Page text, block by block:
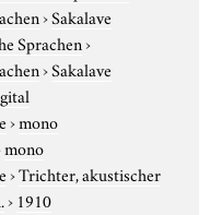
›Sakalave
Sprachen›
›Sakalave
›mono
mono
›Trichter, akustischer
› 1910